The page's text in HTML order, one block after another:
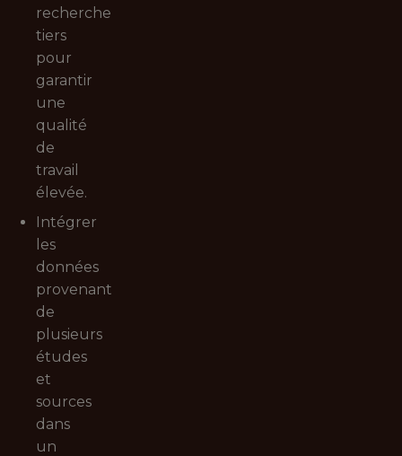
recherche
tiers
pour
garantir
une
qualité
de
travail
élevée.
Intégrer
les
données
provenant
de
plusieurs
études
et
sources
dans
un